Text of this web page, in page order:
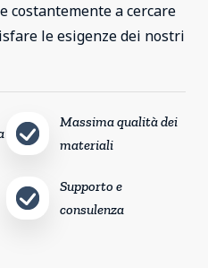
costantemente a cercare
le esigenze dei nostri
Massima qualità dei
materiali
Supporto e
consulenza